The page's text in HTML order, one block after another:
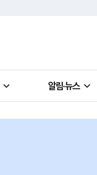
알림·뉴스